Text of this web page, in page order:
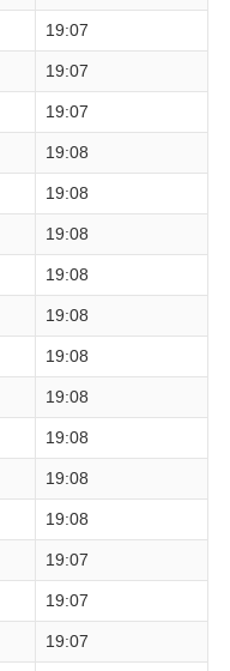
19:07
19:07
19:07
19:08
19:08
19:08
19:08
19:08
19:08
19:08
19:08
19:08
19:08
19:07
19:07
19:07